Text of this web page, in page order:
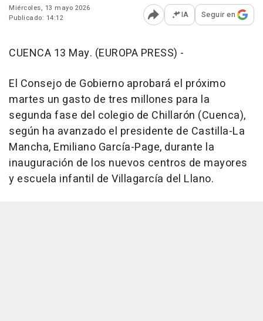
Miércoles, 13 mayo 2026
Publicado: 14:12
Abrir opciones para
IA Seguir en
CUENCA 13 May. (EUROPA PRESS) -
El Consejo de Gobierno aprobará el próximo
martes un gasto de tres millones para la
segunda fase del colegio de Chillarón (Cuenca),
según ha avanzado el presidente de Castilla-La
Mancha, Emiliano García-Page, durante la
inauguración de los nuevos centros de mayores
y escuela infantil de Villagarcía del Llano.